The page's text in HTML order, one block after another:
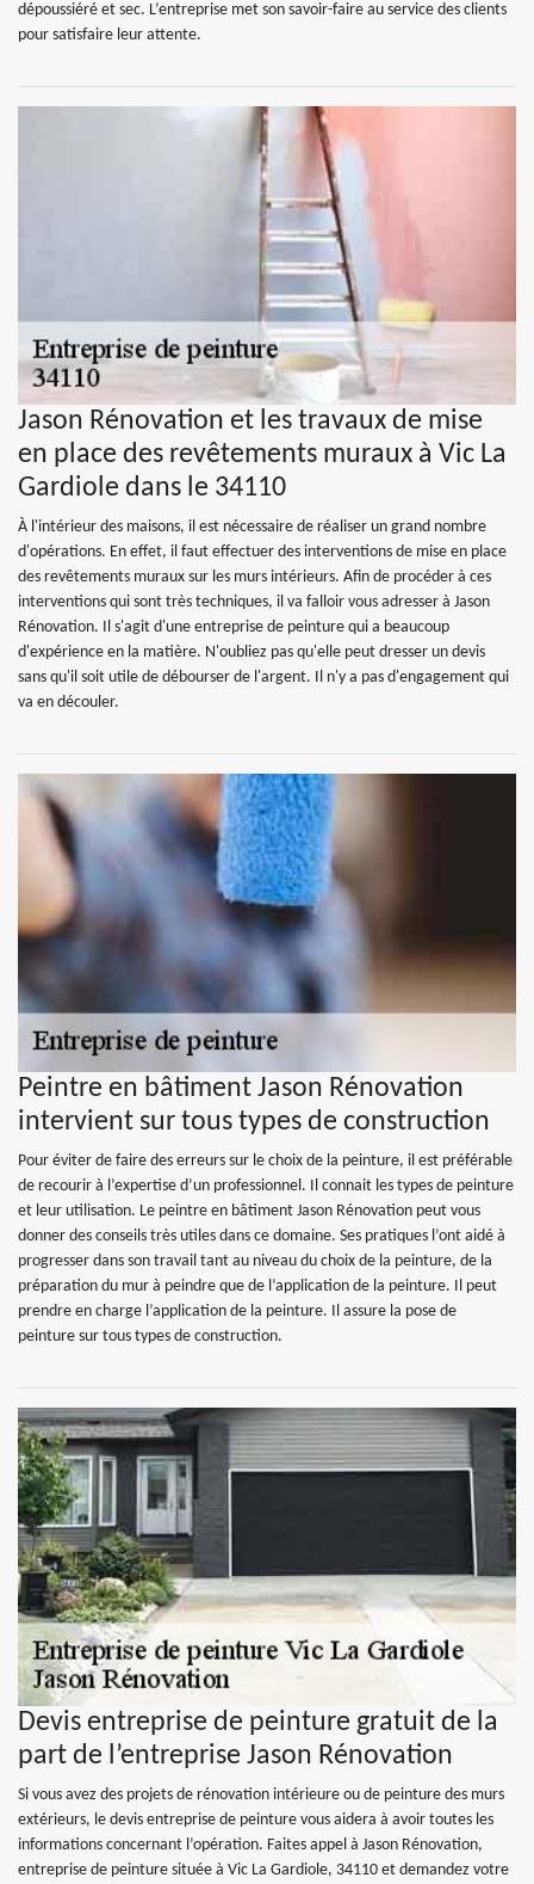
dépoussiéré et sec. L’entreprise met son savoir-faire au service des clients
pour satisfaire leur attente.
Jason Rénovation et les travaux de mise
en place des revêtements muraux à Vic La
Gardiole dans le 34110
À l'intérieur des maisons, il est nécessaire de réaliser un grand nombre
d'opérations. En effet, il faut effectuer des interventions de mise en place
des revêtements muraux sur les murs intérieurs. Afin de procéder à ces
interventions qui sont très techniques, il va falloir vous adresser à Jason
Rénovation. Il s'agit d'une entreprise de peinture qui a beaucoup
d'expérience en la matière. N'oubliez pas qu'elle peut dresser un devis
sans qu'il soit utile de débourser de l'argent. Il n'y a pas d'engagement qui
va en découler.
Peintre en bâtiment Jason Rénovation
intervient sur tous types de construction
Pour éviter de faire des erreurs sur le choix de la peinture, il est préférable
de recourir à l’expertise d’un professionnel. Il connait les types de peinture
et leur utilisation. Le peintre en bâtiment Jason Rénovation peut vous
donner des conseils très utiles dans ce domaine. Ses pratiques l’ont aidé à
progresser dans son travail tant au niveau du choix de la peinture, de la
préparation du mur à peindre que de l’application de la peinture. Il peut
prendre en charge l’application de la peinture. Il assure la pose de
peinture sur tous types de construction.
Devis entreprise de peinture gratuit de la
part de l’entreprise Jason Rénovation
Si vous avez des projets de rénovation intérieure ou de peinture des murs
extérieurs, le devis entreprise de peinture vous aidera à avoir toutes les
informations concernant l’opération. Faites appel à Jason Rénovation,
entreprise de peinture située à Vic La Gardiole, 34110 et demandez votre